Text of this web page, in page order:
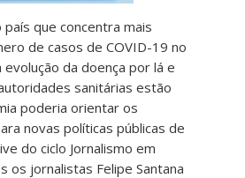
que concentra mais
de casos de COVID-19 no
evolução da doença por lá e
sanitárias estão
poderia orientar os
novas políticas públicas de
do ciclo Jornalismo em
os jornalistas Felipe Santana